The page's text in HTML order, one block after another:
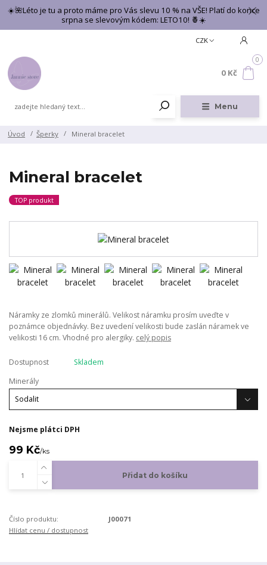
☀️🌺Léto je tu a proto máme pro Vás slevu 10 % na VŠE! Platí do konce
srpna se slevovým kódem: LETO10! 🍍☀️
Menu
CZK
0
0 Kč
Úvod Šperky Mineral bracelet
Mineral bracelet
TOP produkt
Náramky ze zlomků minerálů. Velikost náramku prosím uveďte v
poznámce objednávky. Bez uvedení velikosti bude zaslán náramek ve
velikosti 16 cm. Vhodné pro alergiky. celý popis
Dostupnost
Skladem
Minerály
Nejsme plátci DPH
99 Kč/ks
Přidat do košíku
Číslo produktu:
J00071
Hlídat cenu / dostupnost